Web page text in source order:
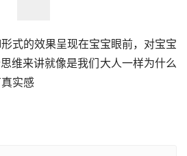
式的效果呈现在宝宝眼前，对宝宝
维来讲就像是我们大人一样为什么
实感